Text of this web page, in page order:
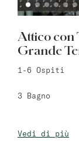
Attico con
Grande
1-6 Ospiti
3 Bagno
Vedi di più